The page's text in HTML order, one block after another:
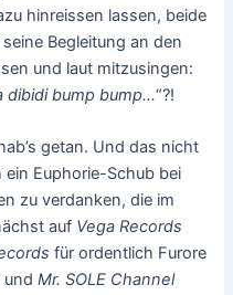
hinreissen lassen, beide
Begleitung an den
und laut mitzusingen:
dibidi bump bump…“?!
getan. Und das nicht
ein Euphorie-Schub bei
zu verdanken, die im
auf Vega Records
für ordentlich Furore
undMr. SOLE Channel